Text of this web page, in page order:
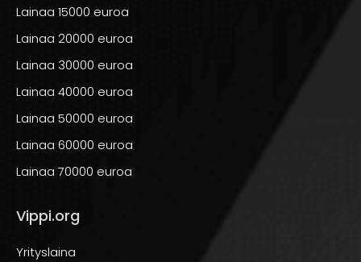
Lainaa 15000 euroa
Lainaa 20000 euroa
Lainaa 30000 euroa
Lainaa 40000 euroa
Lainaa 50000 euroa
Lainaa 60000 euroa
Lainaa 70000 euroa
Vippi.org
Yrityslaina